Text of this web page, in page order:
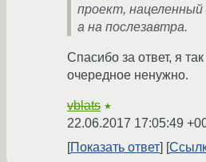
проект, нацеленный
а на послезавтра.
Спасибо за ответ, я
очередное ненужно.
vblats ★
22.06.2017 17:05:49
Показать ответ